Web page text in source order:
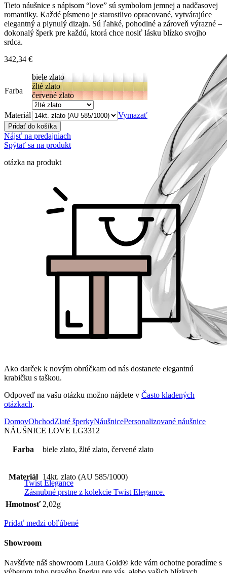
Twist Elegance
Zásnubné prstne z kolekcie Twist Elegance.
Tieto náušnice s nápisom “love” sú symbolom jemnej a nadčasovej
romantiky. Každé písmeno je starostlivo opracované, vytvárajúce
elegantný a plynulý dizajn. Sú ľahké, pohodlné a zároveň výrazné –
dokonalý šperk pre každú, ktorá chce nosiť lásku blízko svojho
srdca.
342,34 €
Farba
biele zlato
žlté zlato
červené zlato
Materiál Vymazať
Pridať do košíka
Nájsť na predajniach
Spýtať sa na produkt
otázka na produkt
Ako darček k novým obrúčkam od nás dostanete elegantnú
krabičku s taškou.
Odpoveď na vašu otázku možno nájdete v Často kladených
otázkach.
DomovObchodZlaté šperkyNáušnicePersonalizované náušnice
NÁUŠNICE LOVE LG3312
Farba biele zlato, žlté zlato, červené zlato
Materiál 14kt. zlato (AU 585/1000)
Hmotnosť 2,02g
Pridať medzi obľúbené
Showroom
Navštívte náš showroom Laura Gold® kde vám ochotne poradíme s